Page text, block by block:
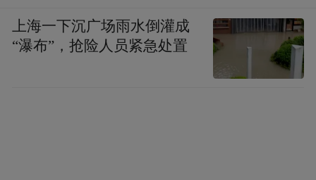
上海一下沉广场雨水倒灌成
“瀑布”，抢险人员紧急处置